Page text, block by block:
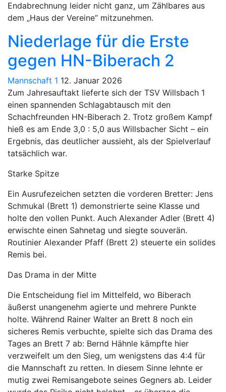
Endabrechnung leider nicht ganz, um Zählbares aus
dem „Haus der Vereine“ mitzunehmen.
Niederlage für die Erste
gegen HN-Biberach 2
Mannschaft 1 12. Januar 2026
Zum Jahresauftakt lieferte sich der TSV Willsbach 1
einen spannenden Schlagabtausch mit den
Schachfreunden HN-Biberach 2. Trotz großem Kampf
hieß es am Ende 3,0 : 5,0 aus Willsbacher Sicht – ein
Ergebnis, das deutlicher aussieht, als der Spielverlauf
tatsächlich war.
Starke Spitze
Ein Ausrufezeichen setzten die vorderen Bretter: Jens
Schmukal (Brett 1) demonstrierte seine Klasse und
holte den vollen Punkt. Auch Alexander Adler (Brett 4)
erwischte einen Sahnetag und siegte souverän.
Routinier Alexander Pfaff (Brett 2) steuerte ein solides
Remis bei.
Das Drama in der Mitte
Die Entscheidung fiel im Mittelfeld, wo Biberach
äußerst unangenehm agierte und mehrere Punkte
holte. Während Rainer Walter an Brett 8 noch ein
sicheres Remis verbuchte, spielte sich das Drama des
Tages an Brett 7 ab: Bernd Hähnle kämpfte hier
verzweifelt um den Sieg, um wenigstens das 4:4 für
die Mannschaft zu retten. In diesem Sinne lehnte er
mutig zwei Remisangebote seines Gegners ab. Leider